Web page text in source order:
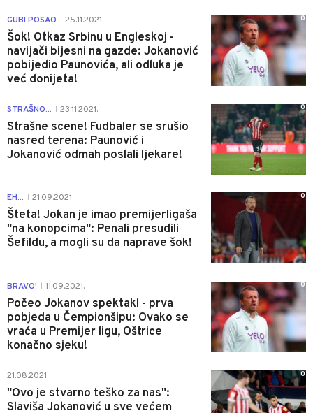
GUBI POSAO 25.11.2021.
Šok! Otkaz Srbinu u Engleskoj -
navijači bijesni na gazde: Jokanović
pobijedio Paunovića, ali odluka je
već donijeta!
0
STRAŠNO... 23.11.2021.
Strašne scene! Fudbaler se srušio
nasred terena: Paunović i
Jokanović odmah poslali ljekare!
0
EH... 21.09.2021.
Šteta! Jokan je imao premijerligaša
"na konopcima": Penali presudili
Šefildu, a mogli su da naprave šok!
0
BRAVO! 11.09.2021.
Počeo Jokanov spektakl - prva
pobjeda u Čempionšipu: Ovako se
vraća u Premijer ligu, Oštrice
konačno sjeku!
0
21.08.2021.
"Ovo je stvarno teško za nas":
Slaviša Jokanović u sve većem
0